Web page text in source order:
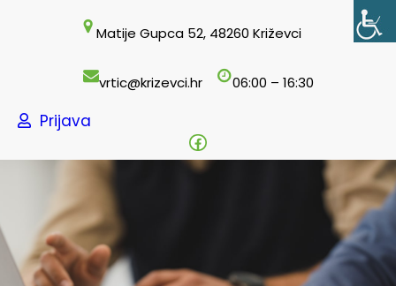
Matije Gupca 52, 48260 Križevci
vrtic@krizevci.hr 06:00 – 16:30
Prijava
Facebook